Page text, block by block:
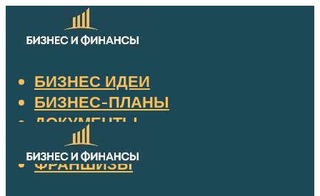
БИЗНЕС ИДЕИ
БИЗНЕС-ПЛАНЫ
ДОКУМЕНТЫ
НАЛОГИ
ФРАНШИЗЫ